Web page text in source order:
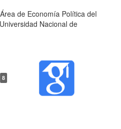
de Economía Política del
Nacional de
8